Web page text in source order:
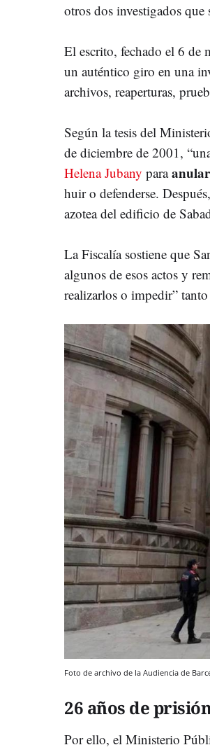
otros dos investigados
El escrito, fechado el 6 de
un auténtico giro en una
archivos, reaperturas,
Según la tesis del
de diciembre de 2001,
Helena Jubany para
huir o defenderse.
azotea del edificio de
La Fiscalía sostiene que
algunos de esos actos y
realizarlos o impedir”
Foto de archivo de la Audiencia de
26 años de
Por ello, el Ministerio